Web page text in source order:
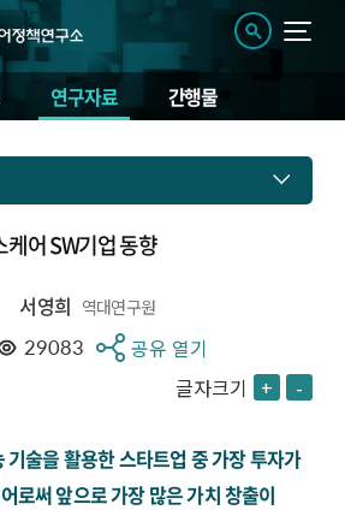
연구자료 간행물
어 SW기업 동향
서영희 역대연구원
29083
공유 열기
글자크기 + -
기술을 활용한 스타트업 중 가장 투자가
로써 앞으로 가장 많은 가치 창출이